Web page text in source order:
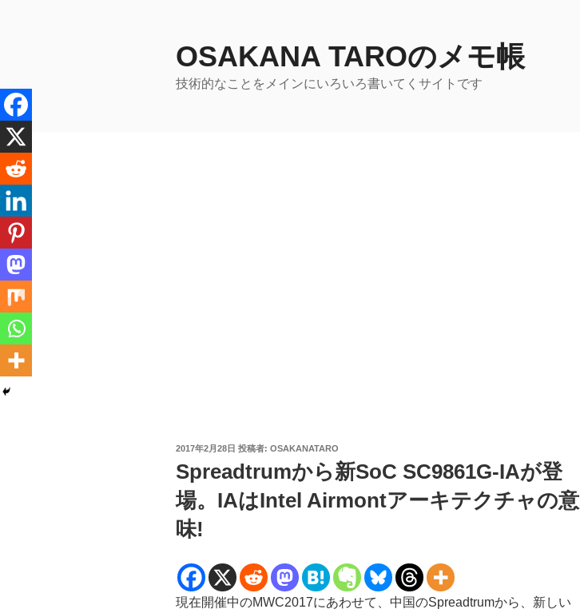
へ
ス
キ
プ
OSAKANA TAROのメモ帳
技術的なことをメインにいろいろ書いてくサイトです
投
日:
2017年2月28日 投稿者: OSAKANATARO
Spreadtrumから新SoC SC9861G-IAが登
場。IAはIntel Airmontアーキテクチャの意
味!
現在開催中のMWC2017にあわせて、中国のSpreadtrumから、新しい